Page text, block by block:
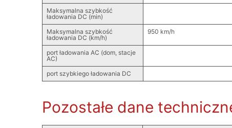
Maksymalna szybkość
ładowania DC (min)
Maksymalna szybkość
ładowania DC (km/h)
950 km/h
port ładowania AC (dom, stacje
AC)
port szybkiego ładowania DC
Pozostałe dane